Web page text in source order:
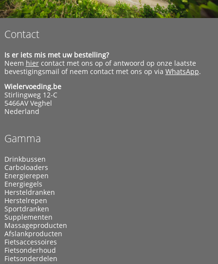
Contact
Is er iets mis met uw bestelling?
Neem hiercontact met ons op of antwoord op onze laatste
bevestigingsmail of neem contact met ons op via WhatsApp.
Wielervoeding.be
Stirlingweg 12-C
5466AV Veghel
Nederland
Gamma
Drinkbussen
Carboloaders
Energierepen
Energiegels
Hersteldranken
Herstelrepen
Sportdranken
Supplementen
Massageproducten
Afslankproducten
Fietsaccessoires
Fietsonderhoud
Fietsonderdelen